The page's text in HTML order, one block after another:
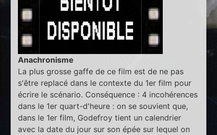
Anachronisme
La plus grosse gaffe de ce film est de ne pas
s'être replacé dans le contexte du 1er film pour
écrire le scénario. Conséquence : 4 incohérences
dans le 1er quart-d'heure : on se souvient que,
dans le 1er film, Godefroy tient un calendrier
avec la date du jour sur son épée sur lequel on